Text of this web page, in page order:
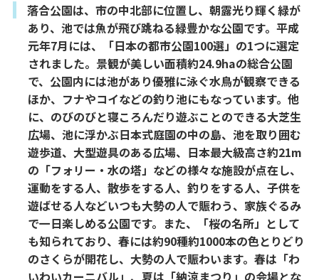
落合公園は、市の中北部に位置し、朝露光り輝く緑が
あり、池では魚が飛び跳ねる緑豊かな公園です。平成
元年7月には、「日本の都市公園100選」の1つに選定
されました。景観が美しい面積約24.9haの総合公園
で、公園内には池があり優雅に泳ぐ水鳥が観察できる
ほか、フナやコイなどの釣り池にもなっています。他
に、のびのびと寝ころんだり遊ぶことのできる大芝生
広場、池に浮かぶ日本式庭園の中の島、池を取り囲む
遊歩道、大型遊具のある広場、日本最大級高さ約21m
の「フォリー・水の塔」などの様々な施設が点在し、
運動をする人、散歩をする人、釣りをする人、子供を
遊ばせる人などいつも大勢の人で賑わう、家族ぐるみ
で一日楽しめる公園です。また、「桜の名所」として
も知られており、春には約90種約1000本の色とりどり
のさくらが開花し、大勢の人で賑わいます。春は「わ
いわいカーニバル」、夏は「納涼まつり」の会場とな